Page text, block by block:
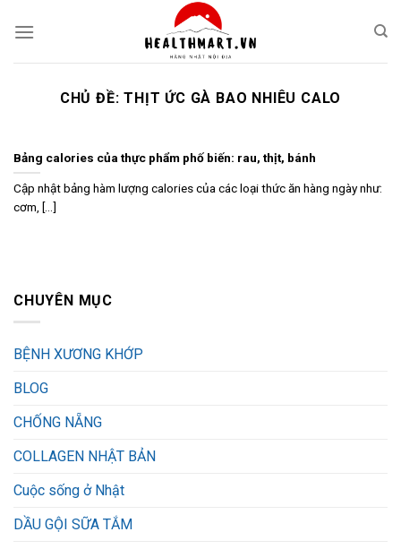
CHỦ ĐỀ:THỊT ỨC GÀ BAO NHIÊU CALO
Bảng calories của thực phẩm phố biến: rau, thịt, bánh
Cập nhật bảng hàm lượng calories của các loại thức ăn hàng ngày như:
cơm, [...]
CHUYÊN MỤC
BỆNH XƯƠNG KHỚP
BLOG
CHỐNG NẴNG
COLLAGEN NHẬT BẢN
Cuộc sống ở Nhật
DẦU GỘI SỮA TẮM